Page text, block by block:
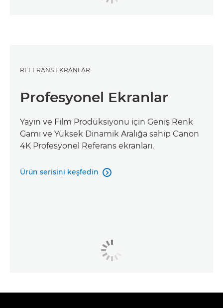
REFERANS EKRANLAR
Profesyonel Ekranlar
Yayın ve Film Prodüksiyonu için Geniş Renk
Gamı ve Yüksek Dinamik Aralığa sahip Canon
4K Profesyonel Referans ekranları.
Ürün serisini keşfedin 